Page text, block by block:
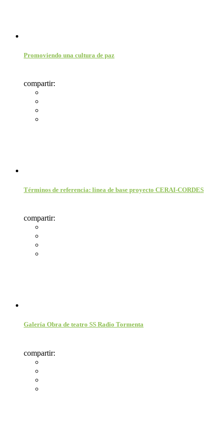
Promoviendo una cultura de paz
compartir:
Términos de referencia: linea de base proyecto CERAI-CORDES
compartir:
Galería Obra de teatro SS Radio Tormenta
compartir: